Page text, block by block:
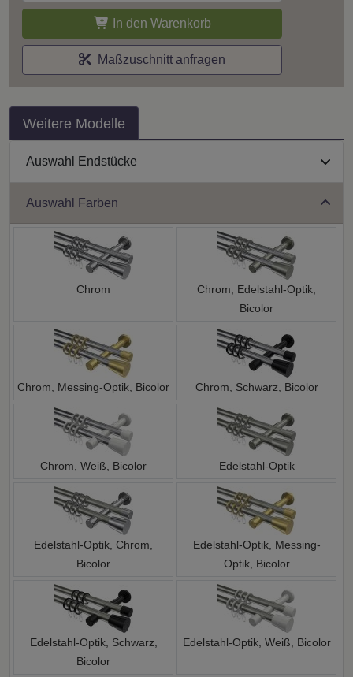
In den Warenkorb
Maßzuschnitt anfragen
Weitere Modelle
Auswahl Endstücke
Auswahl Farben
Chrom
Chrom, Edelstahl-Optik,
Bicolor
Chrom, Messing-Optik, Bicolor Chrom, Schwarz, Bicolor
Chrom, Weiß, Bicolor Edelstahl-Optik
Edelstahl-Optik, Chrom,
Bicolor
Edelstahl-Optik, Messing-
Optik, Bicolor
Edelstahl-Optik, Schwarz,
Bicolor
Edelstahl-Optik, Weiß, Bicolor